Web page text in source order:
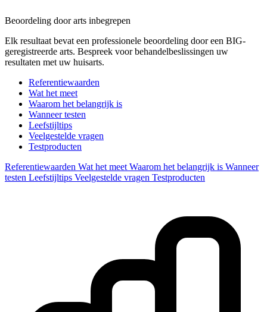
Beoordeling door arts inbegrepen
Elk resultaat bevat een professionele beoordeling door een BIG-
geregistreerde arts. Bespreek voor behandelbeslissingen uw
resultaten met uw huisarts.
Referentiewaarden
Wat het meet
Waarom het belangrijk is
Wanneer testen
Leefstijltips
Veelgestelde vragen
Testproducten
Referentiewaarden Wat het meet Waarom het belangrijk is Wanneer
testen Leefstijltips Veelgestelde vragen Testproducten